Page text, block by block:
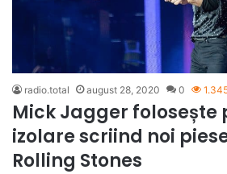
radio.total august 28, 2020 0
Mick Jagger folosește
izolare scriind noi
Rolling Stones